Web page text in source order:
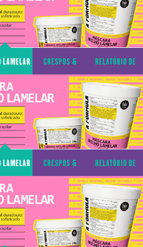
CACHOS
RELATÓRIO DE
TRANSPARÊNCIA
CACHOS
RELATÓRIO DE
TRANSPARÊNCIA